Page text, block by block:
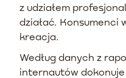
z udziałem
działać. Konsumenci
kreacja.
Według danych z
internautów